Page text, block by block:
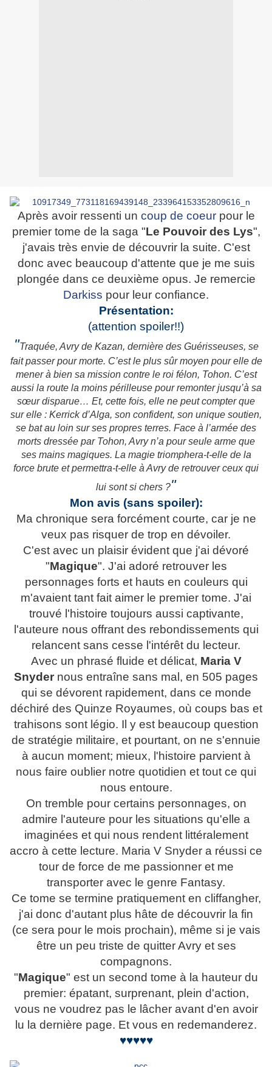
Après avoir ressenti un coup de coeurpour le
premier tome de la saga "Le Pouvoir des Lys",
j'avais très envie de découvrir la suite. C'est
donc avec beaucoup d'attente que je me suis
plongée dans ce deuxième opus. Je remercie
Darkiss pour leur confiance.
Présentation:
(attention spoiler!!)
"Traquée, Avry de Kazan, dernière des Guérisseuses, se
fait passer pour morte. C’est le plus sûr moyen pour elle de
mener à bien sa mission contre le roi félon, Tohon. C’est
aussi la route la moins périlleuse pour remonter jusqu’à sa
sœur disparue… Et, cette fois, elle ne peut compter que
sur elle : Kerrick d’Alga, son confident, son unique soutien,
se bat au loin sur ses propres terres. Face à l’armée des
morts dressée par Tohon, Avry n’a pour seule arme que
ses mains magiques. La magie triomphera-t-elle de la
force brute et permettra-t-elle à Avry de retrouver ceux qui
lui sont si chers ?"
Mon avis (sans spoiler):
Ma chronique sera forcément courte, car je ne
veux pas risquer de trop en dévoiler.
C'est avec un plaisir évident que j'ai dévoré
"Magique". J'ai adoré retrouver les
personnages forts et hauts en couleurs qui
m'avaient tant fait aimer le premier tome. J'ai
trouvé l'histoire toujours aussi captivante,
l'auteure nous offrant des rebondissements qui
relancent sans cesse l'intérêt du lecteur.
Avec un phrasé fluide et délicat, Maria V
Snyder nous entraîne sans mal, en 505 pages
qui se dévorent rapidement, dans ce monde
déchiré des Quinze Royaumes, où coups bas et
trahisons sont légio. Il y est beaucoup question
de stratégie militaire, et pourtant, on ne s'ennuie
à aucun moment; mieux, l'histoire parvient à
nous faire oublier notre quotidien et tout ce qui
nous entoure.
On tremble pour certains personnages, on
admire l'auteure pour les situations qu'elle a
imaginées et qui nous rendent littéralement
accro à cette lecture. Maria V Snyder a réussi ce
tour de force de me passionner et me
transporter avec le genre Fantasy.
Ce tome se termine pratiquement en cliffangher,
j'ai donc d'autant plus hâte de découvrir la fin
(ce sera pour le mois prochain), même si je vais
être un peu triste de quitter Avry et ses
compagnons.
"Magique" est un second tome à la hauteur du
premier: épatant, surprenant, plein d'action,
vous ne voudrez pas le lâcher avant d'en avoir
lu la dernière page. Et vous en redemanderez.
♥♥♥♥♥